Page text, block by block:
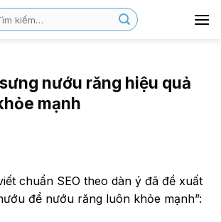
nướu răng hiệu quả
mạnh
chuẩn SEO theo dàn ý đã đề xuất
để nướu răng luôn khỏe mạnh”: